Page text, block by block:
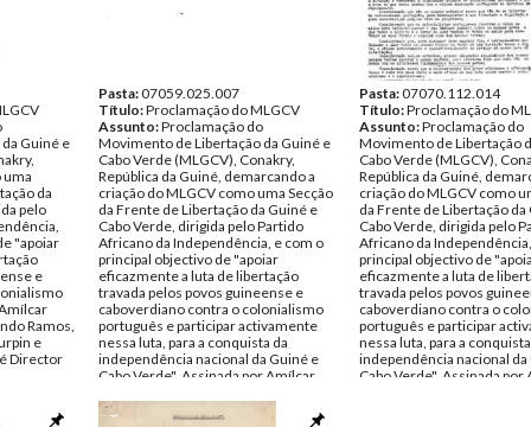
Guiné e
uma
da
pelo
"apoiar
e
Ramos,
e
Director
Amílcar
Pasta:07059.025.007
Título:Proclamação do MLGCV
Assunto:Proclamação do
Movimento de Libertação da Guiné e
Cabo Verde (MLGCV), Conakry,
República da Guiné, demarcando a
criação do MLGCV como uma Secção
da Frente de Libertação da Guiné e
Cabo Verde, dirigida pelo Partido
Africano da Independência, e com o
principal objectivo de "apoiar
eficazmente a luta de libertação
travada pelos povos guineense e
caboverdiano contra o colonialismo
português e participar activamente
nessa luta, para a conquista da
independência nacional da Guiné e
Cabo Verde". Assinada por Amílcar
Adriano Araújo, Richerd Turpin e
Pasta:07070.112.014
Título:Proclamação do
Assunto:Proclamação do
Movimento de Libertação
Cabo Verde (MLGCV),
República da Guiné,
criação do MLGCV como
da Frente de Libertação da
Cabo Verde, dirigida pelo
Africano da
principal objectivo de
eficazmente a luta de
travada pelos povos
caboverdiano contra o
português e participar
nessa luta, para a
independência nacional da
Cabo Verde". Assinada por